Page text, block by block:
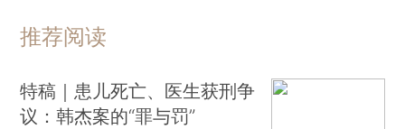
推荐阅读
特稿｜患儿死亡、医生获刑争
议：韩杰案的“罪与罚”